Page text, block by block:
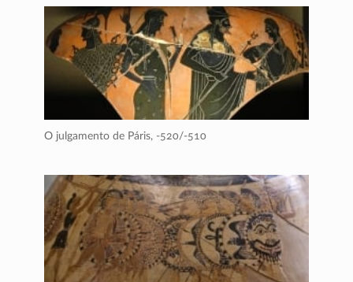
O julgamento de Páris, -520/-510